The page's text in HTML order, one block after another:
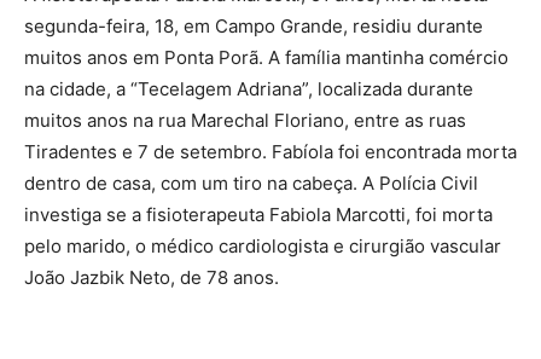
segunda-feira, 18, em Campo Grande, residiu durante
muitos anos em Ponta Porã. A família mantinha comércio
na cidade, a “Tecelagem Adriana”, localizada durante
muitos anos na rua Marechal Floriano, entre as ruas
Tiradentes e 7 de setembro. Fabíola foi encontrada morta
dentro de casa, com um tiro na cabeça. A Polícia Civil
investiga se a fisioterapeuta Fabiola Marcotti, foi morta
pelo marido, o médico cardiologista e cirurgião vascular
João Jazbik Neto, de 78 anos.